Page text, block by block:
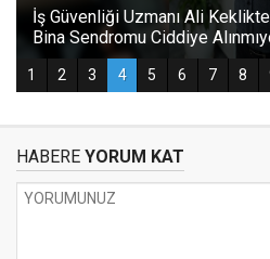
HABERE YORUM KAT